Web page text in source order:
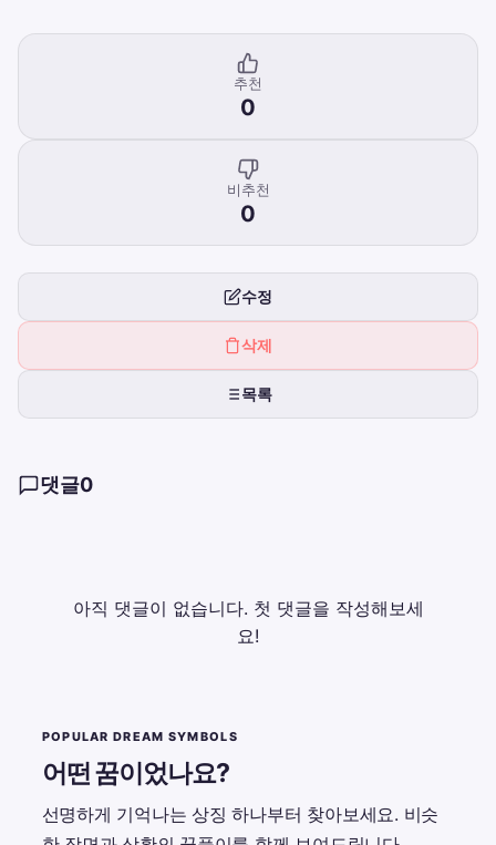
추천
0
비추천
0
수정
삭제
목록
댓글0
아직 댓글이 없습니다. 첫 댓글을 작성해보세
요!
POPULAR DREAM SYMBOLS
어떤 꿈이었나요?
선명하게 기억나는 상징 하나부터 찾아보세요. 비슷